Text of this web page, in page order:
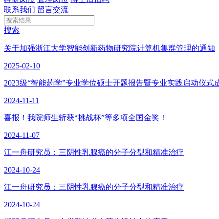
联系我们 留言交流
搜索
关于加强浙江大学智能创新药物研究院计算机集群管理的通知
2025-02-10
2023级“智能药学”专业学位硕士开题报告暨专业实践启动仪式
2024-11-11
喜报！我院师生斩获“挑战杯”等多项全国金奖！
2024-11-07
江一舟研究员：三阴性乳腺癌的分子分型和精准治疗
2024-10-24
江一舟研究员：三阴性乳腺癌的分子分型和精准治疗
2024-10-24